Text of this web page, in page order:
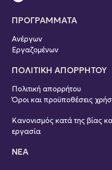
ΠΡΟΓΡΑΜΜΑΤΑ
Ανέργων
Εργαζομένων
ΠOΛΙΤΙΚΗ ΑΠΟΡΡΗΤΟΥ
Πολιτική απορρήτου
Όροι και προϋποθέσεις
ΝΕΑ
Κανονισμός κατά της βίας
εργασία